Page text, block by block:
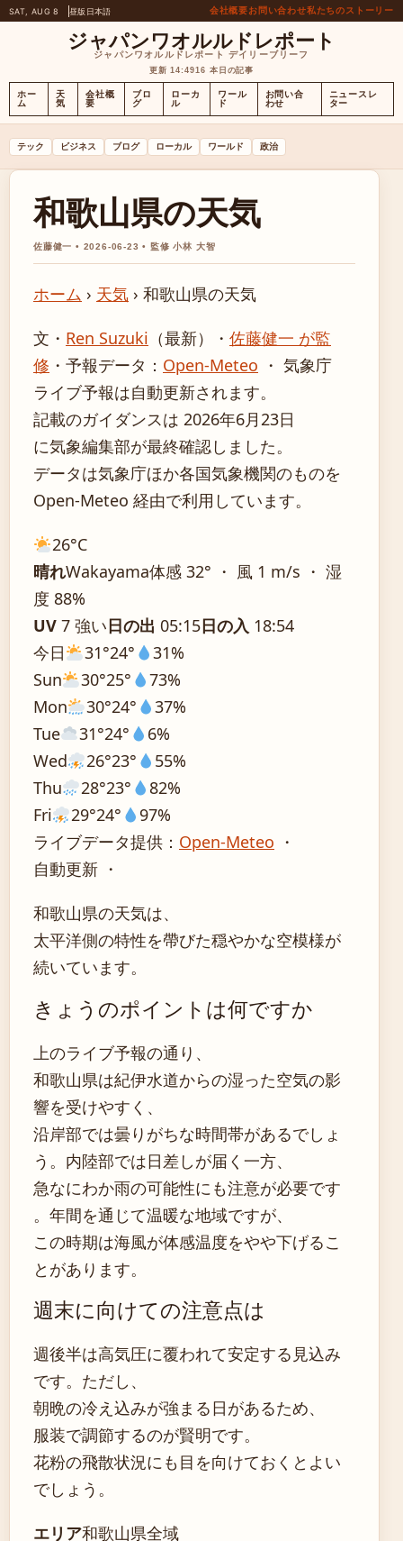
SAT, AUG 8 昼版 日本語 会社概要お問い合わせ私たちのストーリー
ジャパンワオルルドレポート
ジャパンワオルルドレポート デイリーブリーフ
更新 14:4916 本日の記事
ホー
ム
天
気
会社概
要
ブロ
グ
ローカ
ル
ワール
ド
お問い合
わせ
ニュースレ
ター
テック ビジネス ブログ ローカル ワールド 政治
和歌山県の天気
佐藤健一 • 2026-06-23 • 監修 小林 大智
ホーム › 天気 › 和歌山県の天気
文・ Ren Suzuki （最新） ・ 佐藤健一 が監
修 ・ 予報データ： Open-Meteo ・ 気象庁
ライブ予報は自動更新されます。
記載のガイダンスは 2026年6月23日
に気象編集部が最終確認しました。
データは気象庁ほか各国気象機関のものを
Open-Meteo 経由で利用しています。
26°C
晴れWakayama体感 32° ・ 風 1 m/s ・ 湿
度 88%
UV 7 強い日の出 05:15日の入 18:54
今日
31°24°
31%
Sun
30°25°
73%
Mon
30°24°
37%
Tue
31°24°
6%
Wed
26°23°
55%
Thu
28°23°
82%
Fri
29°24°
97%
ライブデータ提供： Open-Meteo ・
自動更新 ・
和歌山県の天気は、
太平洋側の特性を帶びた穏やかな空模様が
続いています。
きょうのポイントは何ですか
上のライブ予報の通り、
和歌山県は紀伊水道からの湿った空気の影
響を受けやすく、
沿岸部では曇りがちな時間帯があるでしょ
う。内陸部では日差しが届く一方、
急なにわか雨の可能性にも注意が必要です
。年間を通じて温暖な地域ですが、
この時期は海風が体感温度をやや下げるこ
とがあります。
週末に向けての注意点は
週後半は高気圧に覆われて安定する見込み
です。ただし、
朝晩の冷え込みが強まる日があるため、
服装で調節するのが賢明です。
花粉の飛散状況にも目を向けておくとよい
でしょう。
エリア和歌山県全域